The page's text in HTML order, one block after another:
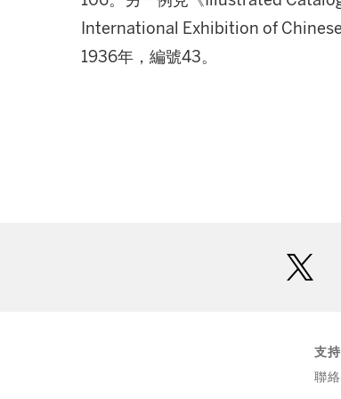
International Exhibition of
1936年，編號43。
支持
聯